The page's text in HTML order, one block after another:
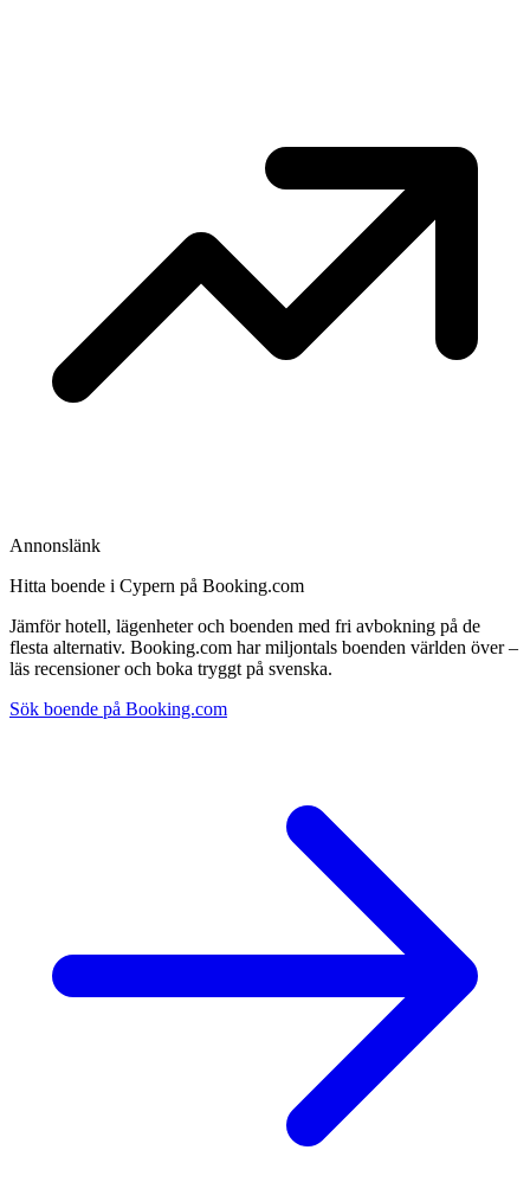
Annonslänk
Hitta boende i Cypern på Booking.com
Jämför hotell, lägenheter och boenden med fri avbokning på de
flesta alternativ. Booking.com har miljontals boenden världen över –
läs recensioner och boka tryggt på svenska.
Sök boende på Booking.com